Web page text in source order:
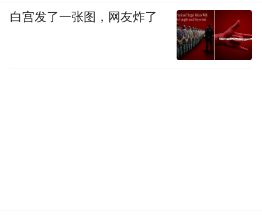
白宫发了一张图，网友炸了